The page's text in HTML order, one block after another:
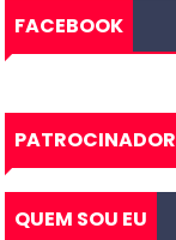
FACEBOOK
PATROCINADOR
QUEM SOU EU